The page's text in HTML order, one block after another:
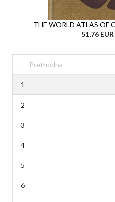
THE WORLD ATLAS OF
51,76 EUR
← Prethodna
1
2
3
4
5
6